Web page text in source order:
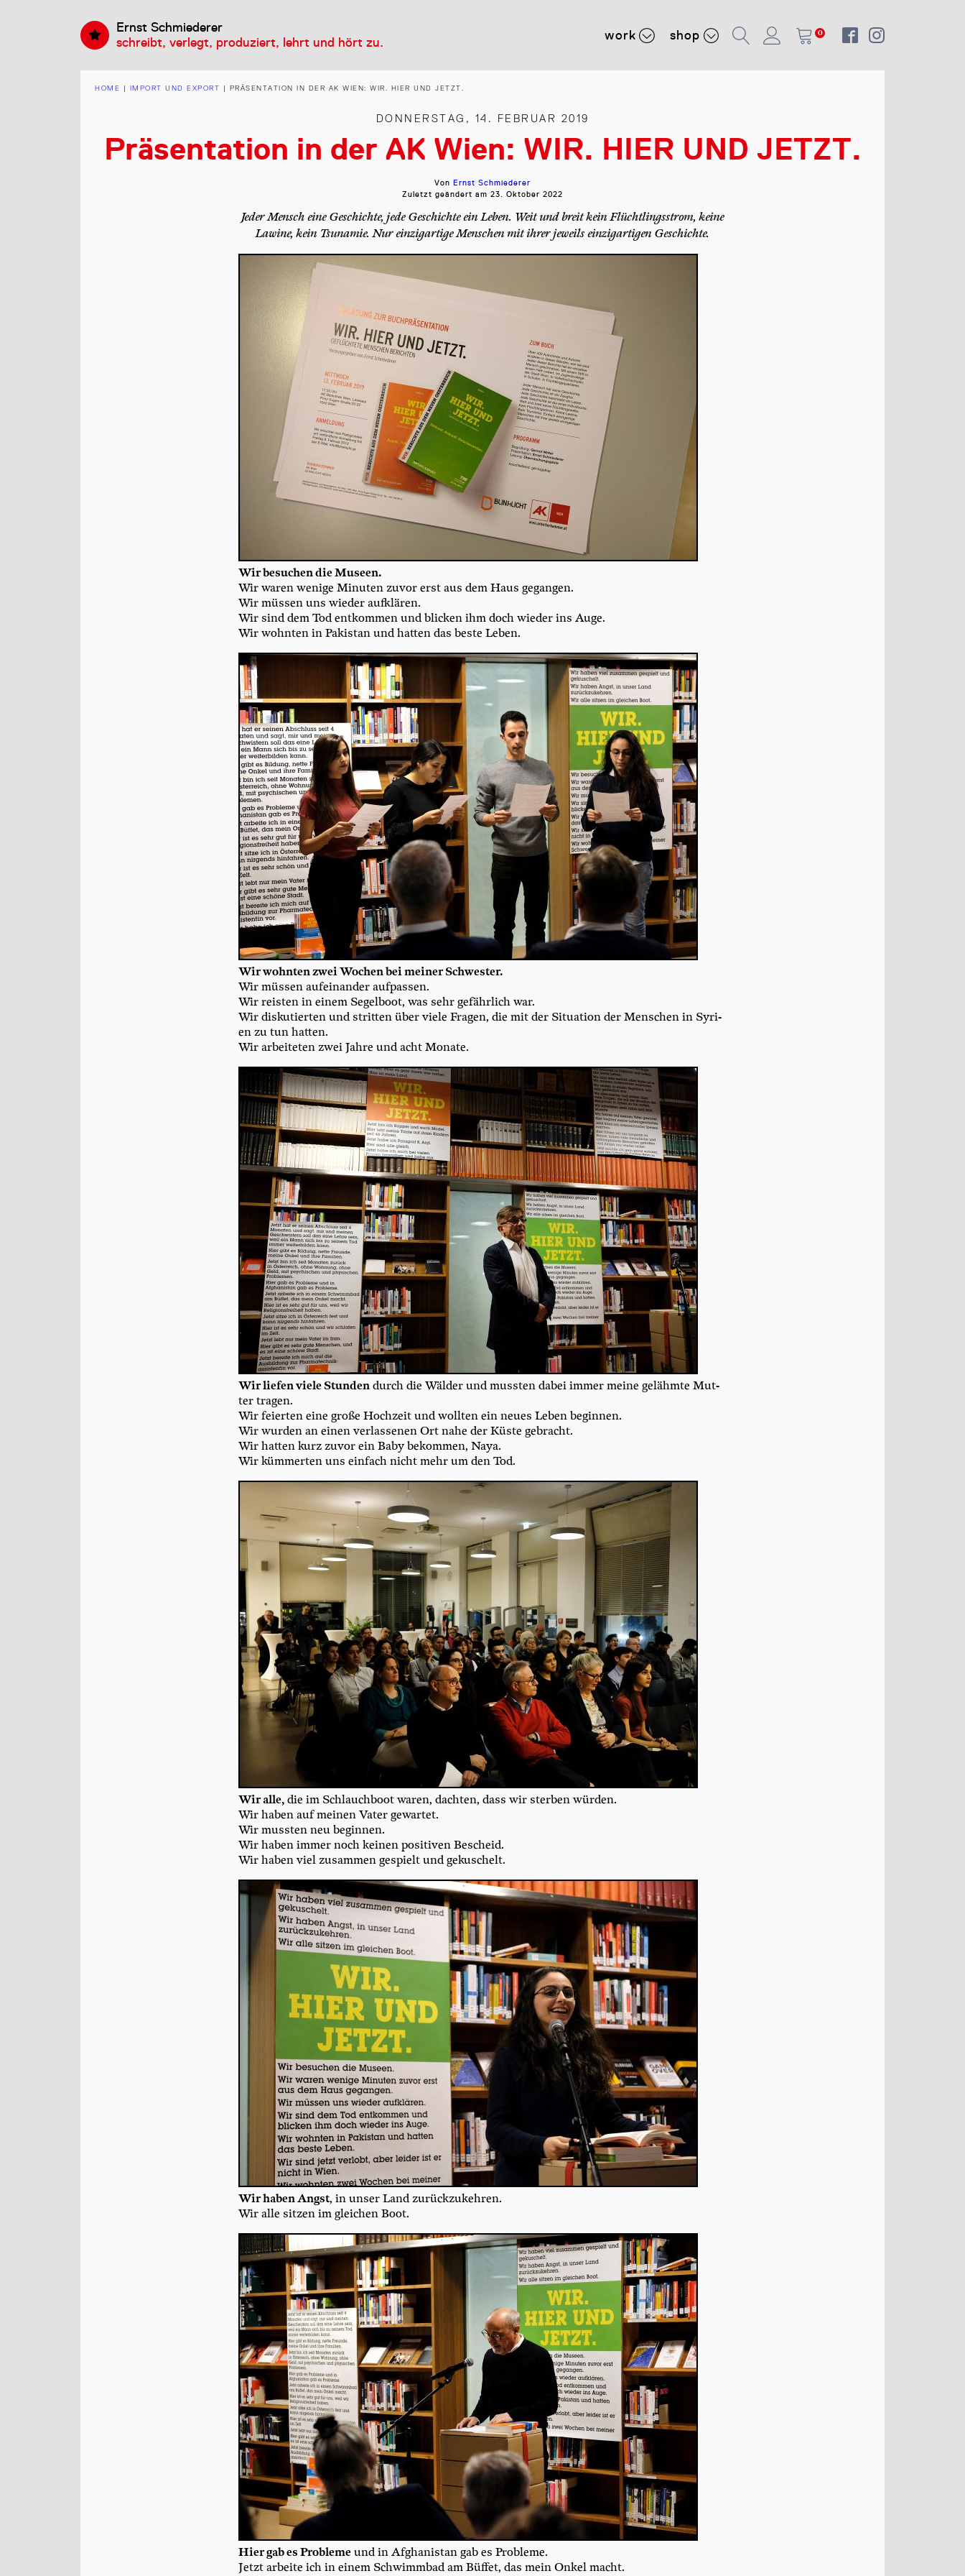
Ernst Schmiederer
schreibt, verlegt, produziert, lehrt und hört zu.
work shop 0
HOME | IMPORT UND EXPORT | PRÄSENTATION IN DER AK WIEN: WIR. HIER UND JETZT.
DONNERSTAG, 14. FEBRUAR 2019
Präsentation in der AK Wien: WIR. HIER UND JETZT.
Von Ernst Schmiederer
Zuletzt geändert am 23. Oktober 2022
Jeder Mensch eine Geschichte, jede Geschichte ein Leben. Weit und breit kein Flüchtlingsstrom, keine
Lawine, kein Tsunamie. Nur einzigartige Menschen mit ihrer jeweils einzigartigen Geschichte.
Wir besu­chen die Museen.
Wir waren weni­ge Minu­ten zuvor erst aus dem Haus gegangen.
Wir müs­sen uns wie­der aufklären.
Wir sind dem Tod ent­kom­men und bli­cken ihm doch wie­der ins Auge.
Wir wohn­ten in Paki­stan und hat­ten das bes­te Leben.
Wir wohn­ten zwei Wochen bei mei­ner Schwester.
Wir müs­sen auf­ein­an­der aufpassen.
Wir reis­ten in einem Segel­boot, was sehr gefähr­lich war.
Wir dis­ku­tier­ten und strit­ten über vie­le Fra­gen, die mit der Situa­ti­on der Men­schen in Syri­
en zu tun hatten.
Wir arbei­te­ten zwei Jah­re und acht Monate.
Wir lie­fen vie­le Stun­den durch die Wäl­der und muss­ten dabei immer mei­ne gelähm­te Mut­
ter tragen.
Wir fei­er­ten eine gro­ße Hoch­zeit und woll­ten ein neu­es Leben beginnen.
Wir wur­den an einen ver­las­se­nen Ort nahe der Küs­te gebracht.
Wir hat­ten kurz zuvor ein Baby bekom­men, Naya.
Wir küm­mer­ten uns ein­fach nicht mehr um den Tod.
Wir alle, die im Schlauch­boot waren, dach­ten, dass wir ster­ben würden.
Wir haben auf mei­nen Vater gewartet.
Wir muss­ten neu beginnen.
Wir haben immer noch kei­nen posi­ti­ven Bescheid.
Wir haben viel zusam­men gespielt und gekuschelt.
Wir haben Angst, in unser Land zurückzukehren.
Wir alle sit­zen im glei­chen Boot.
Hier gab es Pro­ble­me und in Afgha­ni­stan gab es Probleme.
Jetzt arbei­te ich in einem Schwimm­bad am Büf­fet, das mein Onkel macht.